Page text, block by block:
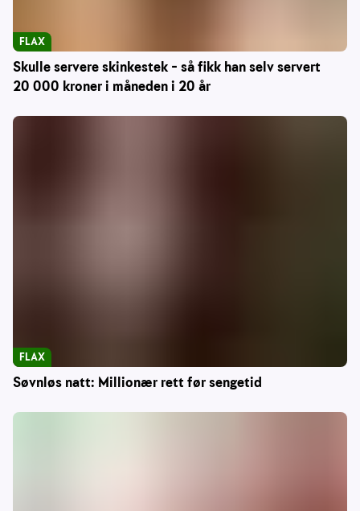
Skulle servere skinkestek – så fikk han selv servert
20 000 kroner i måneden i 20 år
FLAX
Søvnløs natt: Millionær rett før sengetid
FLAX